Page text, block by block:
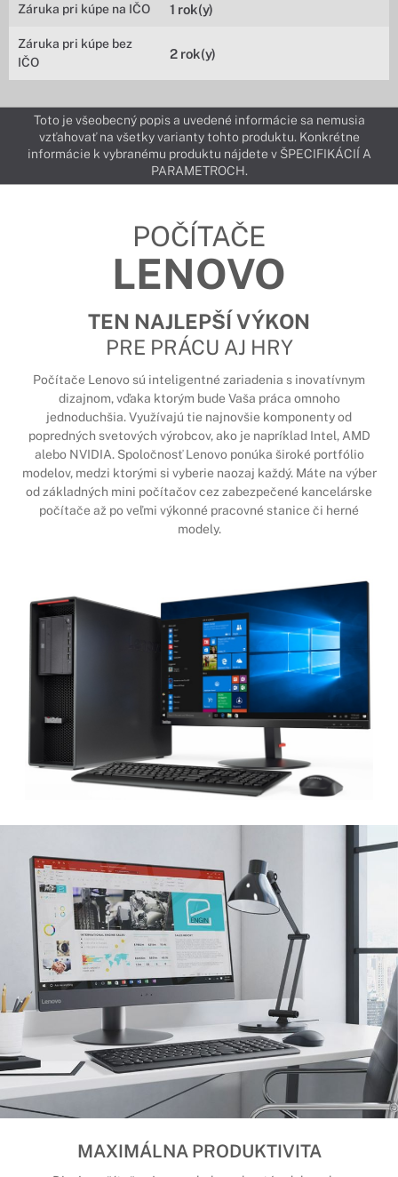
Záruka pri kúpe na IČO 1 rok(y)
Záruka pri kúpe bez
IČO
2 rok(y)
Toto je všeobecný popis a uvedené informácie sa nemusia
vzťahovať na všetky varianty tohto produktu. Konkrétne
informácie k vybranému produktu nájdete v ŠPECIFIKÁCIÍ A
PARAMETROCH.
POČÍTAČE
LENOVO
TEN NAJLEPŠÍ VÝKON
PRE PRÁCU AJ HRY
Počítače Lenovo sú inteligentné zariadenia s inovatívnym
dizajnom, vďaka ktorým bude Vaša práca omnoho
jednoduchšia. Využívajú tie najnovšie komponenty od
popredných svetových výrobcov, ako je napríklad Intel, AMD
alebo NVIDIA. Spoločnosť Lenovo ponúka široké portfólio
modelov, medzi ktorými si vyberie naozaj každý. Máte na výber
od základných mini počítačov cez zabezpečené kancelárske
počítače až po veľmi výkonné pracovné stanice či herné
modely.
MAXIMÁLNA PRODUKTIVITA